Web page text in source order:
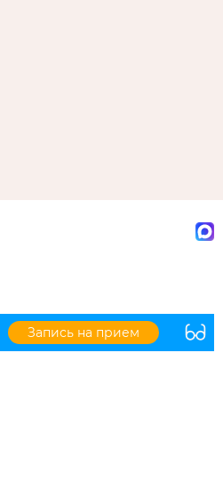
Запись на прием